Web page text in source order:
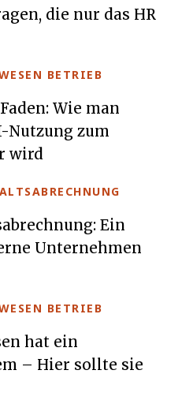
die nur das HR
BETRIEB
Wie man
Nutzung zum
wird
Ein
Unternehmen
BETRIEB
hat ein
– Hier sollte sie